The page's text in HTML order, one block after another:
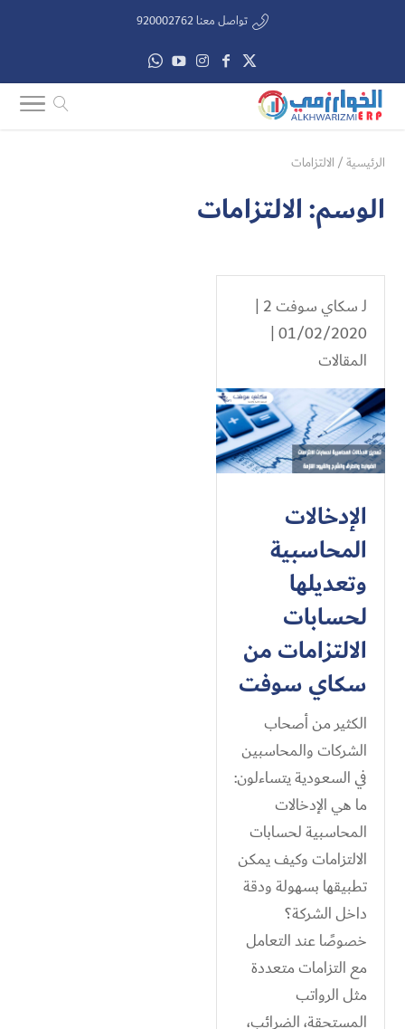
تواصل معنا 920002762
الرئيسية/ الالتزامات
الوسم:الالتزامات
لـسكاي سوفت 2
|
01/02/2020 |
المقالات
الإدخالات
المحاسبية
وتعديلها
لحسابات
الالتزامات من
سكاي سوفت
الكثير من أصحاب
الشركات والمحاسبين
في السعودية يتساءلون:
ما هي الإدخالات
المحاسبية لحسابات
الالتزامات وكيف يمكن
تطبيقها بسهولة ودقة
داخل الشركة؟
خصوصًا عند التعامل
مع التزامات متعددة
مثل الرواتب
المستحقة، الضرائب،